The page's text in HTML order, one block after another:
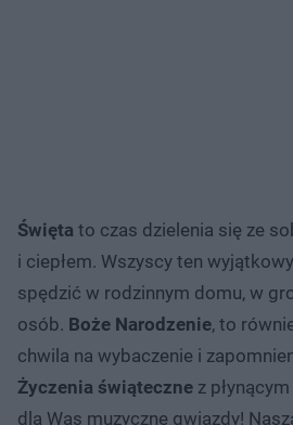
Święta to czas dzielenia się ze
i ciepłem. Wszyscy ten
spędzić w rodzinnym domu, w
osób. Boże Narodzenie, to
chwila na wybaczenie i
Życzenia świąteczne z
dla Was muzyczne gwiazdy!